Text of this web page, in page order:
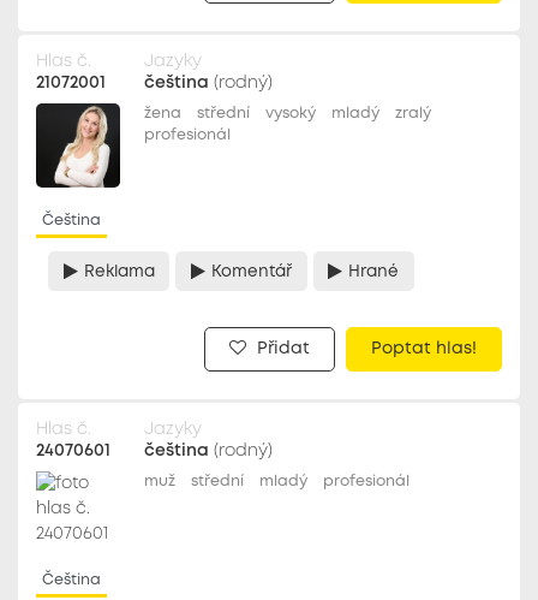
Hlas č.
21072001
Jazyky
čeština (rodný)
žena střední vysoký mladý
zralý
profesionál
Čeština
Reklama Komentář Hrané
Přidat Poptat hlas!
Hlas č.
24070601
Jazyky
čeština (rodný)
muž střední mladý profesionál
Čeština